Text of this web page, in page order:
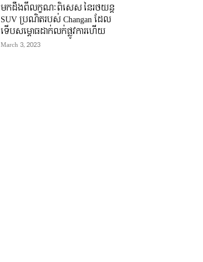
មកដឹងពីលក្ខណៈពិសេស នៃរថយន្ត
SUV ប្រណិតរបស់ Changan ដែល
ទើបសម្ភោធដាក់លក់ផ្លូវការហើយ
March 3, 2023